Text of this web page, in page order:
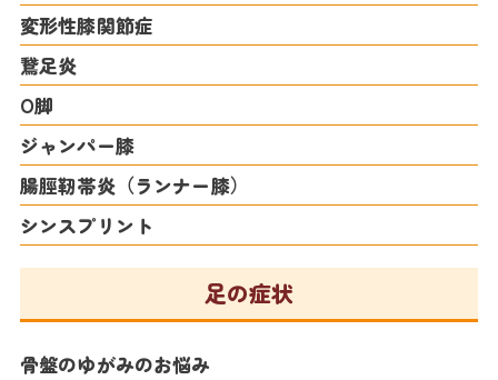
変形性膝関節症
鵞足炎
O脚
ジャンパー膝
腸脛靭帯炎（ランナー膝）
シンスプリント
足の症状
骨盤のゆがみのお悩み